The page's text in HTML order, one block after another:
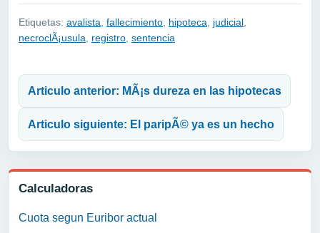
Calculadoras
Cuota segun Euribor actual
Etiquetas: avalista fallecimiento hipoteca judicial
necroclÃ¡usula
registro sentencia
Articulo anterior: MÃ¡s dureza en las hipotecas
Articulo siguiente: El paripÃ© ya es un hecho